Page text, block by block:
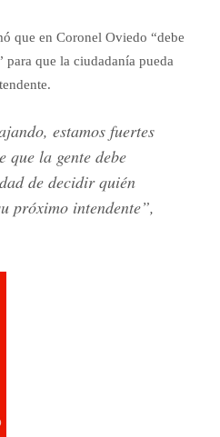
que en Coronel Oviedo “debe
que la ciudadanía pueda
estamos fuertes
que la gente debe
de decidir quién
próximo intendente”,